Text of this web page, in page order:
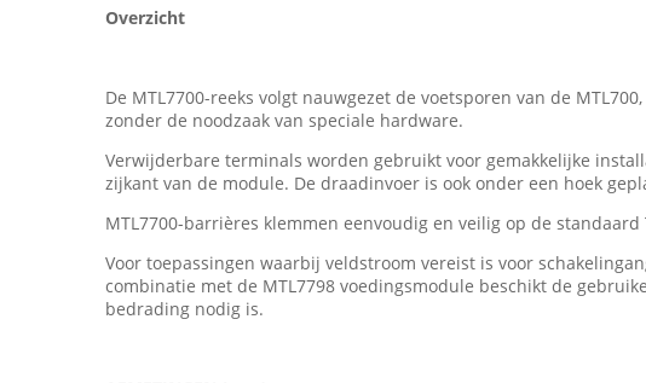
Overzicht
De MTL7700-reeks volgt nauwgezet de voetsporen van de
zonder de noodzaak van speciale hardware.
Verwijderbare terminals worden gebruikt voor gemakkelijke
zijkant van de module. De draadinvoer is ook onder een hoek
MTL7700-barrières klemmen eenvoudig en veilig op de
Voor toepassingen waarbij veldstroom vereist is voor
combinatie met de MTL7798 voedingsmodule beschikt de
bedrading nodig is.